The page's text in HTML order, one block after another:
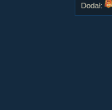
Dodał: